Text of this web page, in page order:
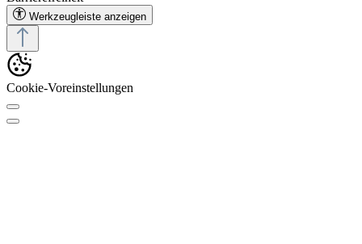
Werkzeugleiste anzeigen
Cookie-Voreinstellungen